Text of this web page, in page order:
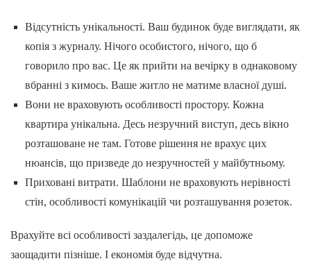
Відсутність унікальності. Ваш будинок буде виглядати, як
копія з журналу. Нічого особистого, нічого, що б
говорило про вас. Це як прийти на вечірку в однаковому
вбранні з кимось. Ваше житло не матиме власної душі.
Вони не враховують особливості простору. Кожна
квартира унікальна. Десь незручний виступ, десь вікно
розташоване не там. Готове рішення не врахує цих
нюансів, що призведе до незручностей у майбутньому.
Приховані витрати. Шаблони не враховують нерівності
стін, особливості комунікацій чи розташування розеток.
Врахуйте всі особливості заздалегідь, це допоможе
заощадити пізніше. І економія буде відчутна.